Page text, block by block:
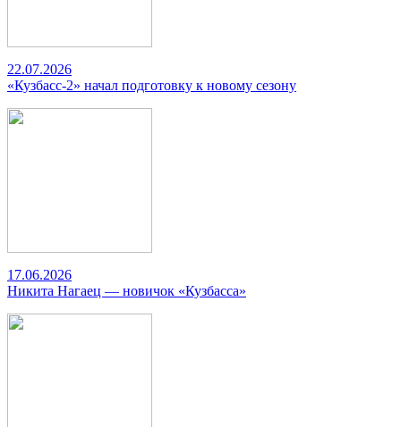
22.07.2026
«Кузбасс-2» начал подготовку к новому сезону
17.06.2026
Никита Нагаец — новичок «Кузбасса»